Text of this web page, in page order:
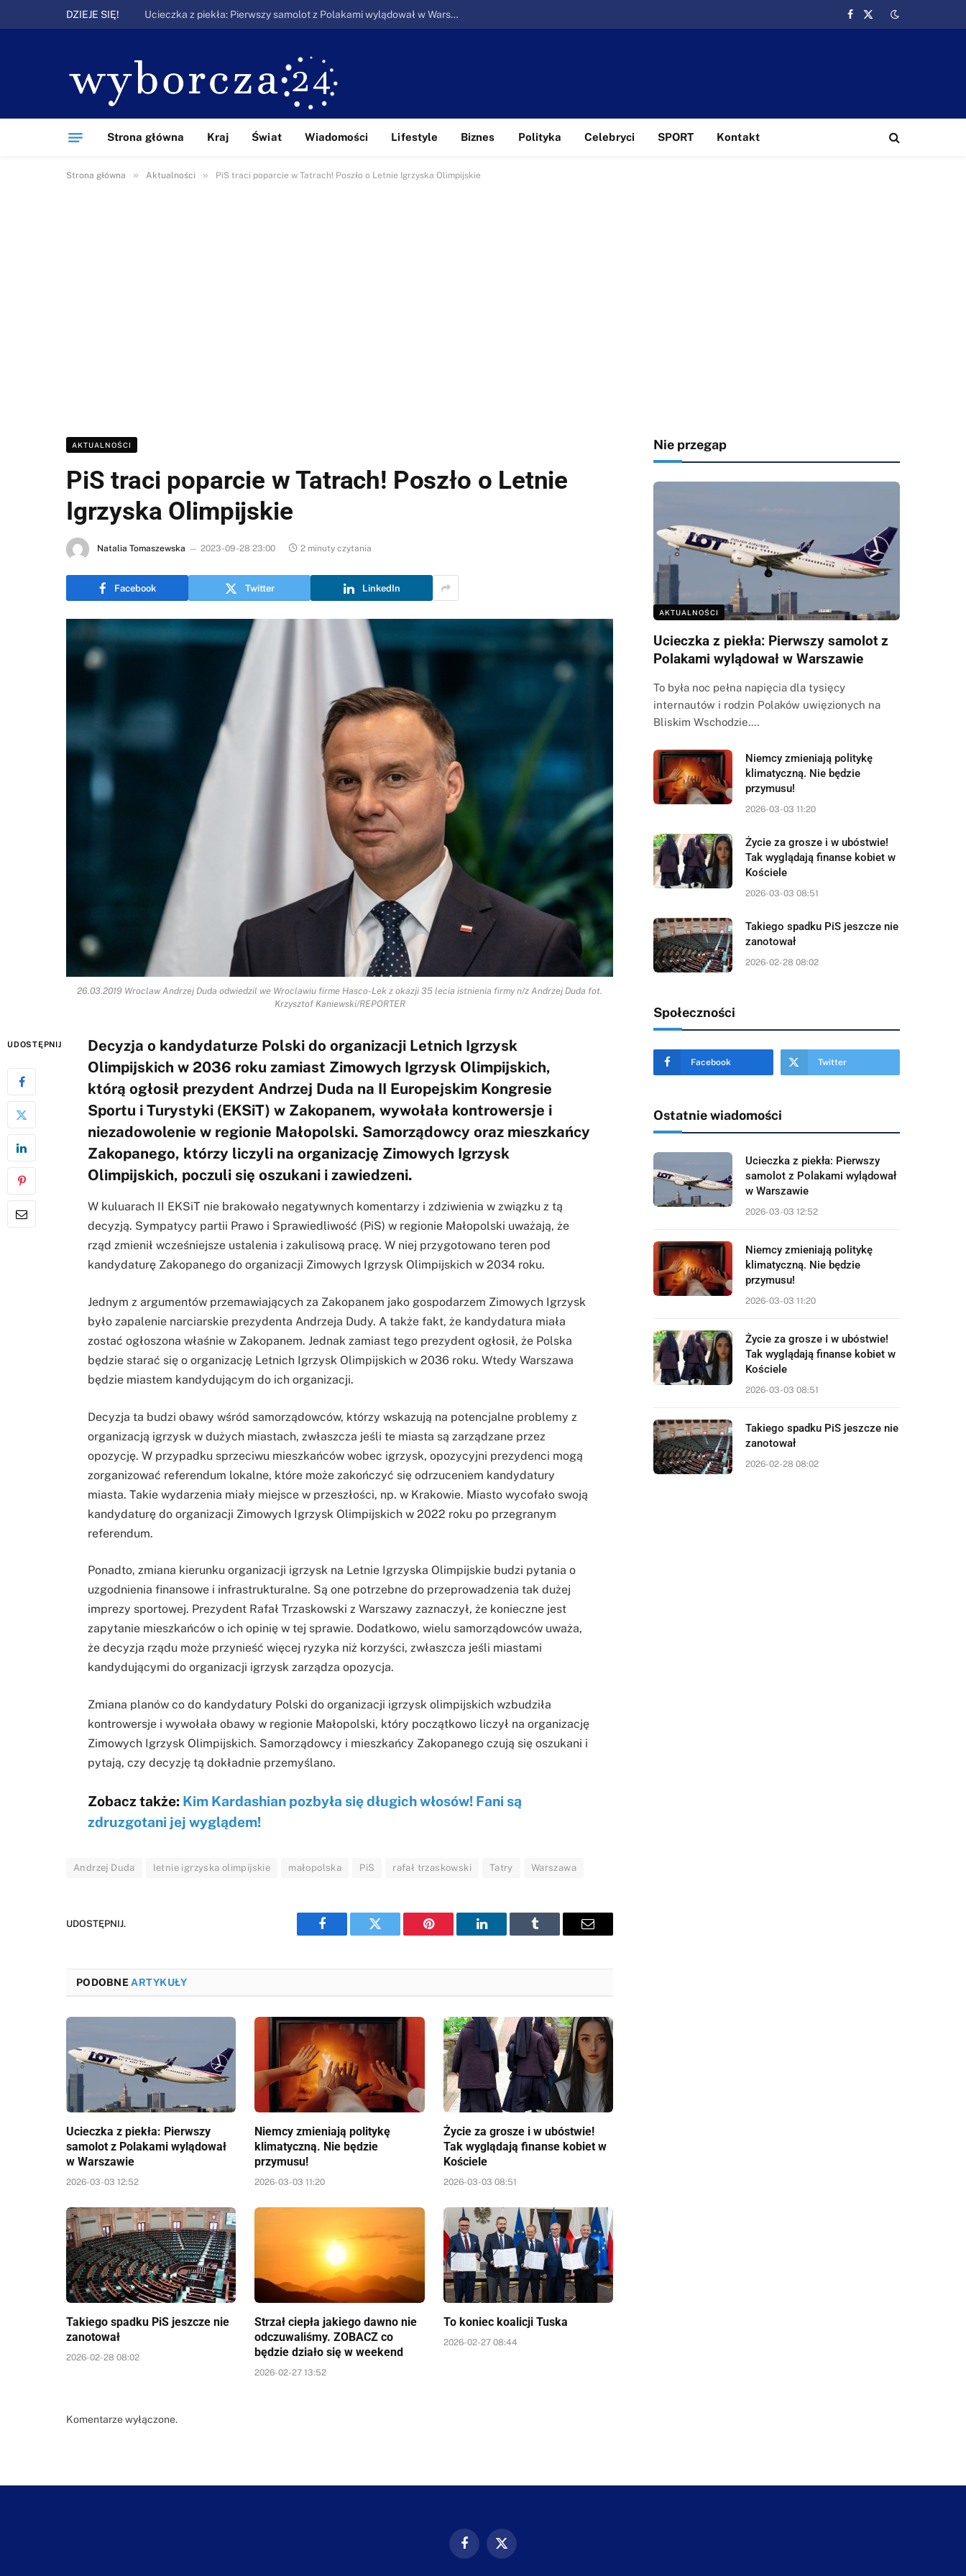
DZIEJE SIĘ! Ucieczka z piekła: Pierwszy samolot z Polakami wylądował w Warszawie
Facebook
X
Strona główna Kraj Świat Wiadomości Lifestyle Biznes Polityka Celebryci SPORT Kontakt
Strona główna » Aktualności » PiS traci poparcie w Tatrach! Poszło o Letnie Igrzyska Olimpijskie
AKTUALNOŚCI
PiS traci poparcie w Tatrach! Poszło o Letnie
Igrzyska Olimpijskie
Natalia Tomaszewska 2023-09-28 23:00 2 minuty czytania
Facebook Twitter LinkedIn
26.03.2019 Wroclaw Andrzej Duda odwiedzil we Wroclawiu firme Hasco-Lek z okazji 35 lecia istnienia firmy n/z Andrzej Duda fot.
Krzysztof Kaniewski/REPORTER
UDOSTĘPNIJ
Decyzja o kandydaturze Polski do organizacji Letnich Igrzysk
Olimpijskich w 2036 roku zamiast Zimowych Igrzysk Olimpijskich,
którą ogłosił prezydent Andrzej Duda na II Europejskim Kongresie
Sportu i Turystyki (EKSiT) w Zakopanem, wywołała kontrowersje i
niezadowolenie w regionie Małopolski. Samorządowcy oraz mieszkańcy
Zakopanego, którzy liczyli na organizację Zimowych Igrzysk
Olimpijskich, poczuli się oszukani i zawiedzeni.
W kuluarach II EKSiT nie brakowało negatywnych komentarzy i zdziwienia w związku z tą
decyzją. Sympatycy partii Prawo i Sprawiedliwość (PiS) w regionie Małopolski uważają, że
rząd zmienił wcześniejsze ustalenia i zakulisową pracę. W niej przygotowano teren pod
kandydaturę Zakopanego do organizacji Zimowych Igrzysk Olimpijskich w 2034 roku.
Jednym z argumentów przemawiających za Zakopanem jako gospodarzem Zimowych Igrzysk
było zapalenie narciarskie prezydenta Andrzeja Dudy. A także fakt, że kandydatura miała
zostać ogłoszona właśnie w Zakopanem. Jednak zamiast tego prezydent ogłosił, że Polska
będzie starać się o organizację Letnich Igrzysk Olimpijskich w 2036 roku. Wtedy Warszawa
będzie miastem kandydującym do ich organizacji.
Decyzja ta budzi obawy wśród samorządowców, którzy wskazują na potencjalne problemy z
organizacją igrzysk w dużych miastach, zwłaszcza jeśli te miasta są zarządzane przez
opozycję. W przypadku sprzeciwu mieszkańców wobec igrzysk, opozycyjni prezydenci mogą
zorganizować referendum lokalne, które może zakończyć się odrzuceniem kandydatury
miasta. Takie wydarzenia miały miejsce w przeszłości, np. w Krakowie. Miasto wycofało swoją
kandydaturę do organizacji Zimowych Igrzysk Olimpijskich w 2022 roku po przegranym
referendum.
Ponadto, zmiana kierunku organizacji igrzysk na Letnie Igrzyska Olimpijskie budzi pytania o
uzgodnienia finansowe i infrastrukturalne. Są one potrzebne do przeprowadzenia tak dużej
imprezy sportowej. Prezydent Rafał Trzaskowski z Warszawy zaznaczył, że konieczne jest
zapytanie mieszkańców o ich opinię w tej sprawie. Dodatkowo, wielu samorządowców uważa,
że decyzja rządu może przynieść więcej ryzyka niż korzyści, zwłaszcza jeśli miastami
kandydującymi do organizacji igrzysk zarządza opozycja.
Zmiana planów co do kandydatury Polski do organizacji igrzysk olimpijskich wzbudziła
kontrowersje i wywołała obawy w regionie Małopolski, który początkowo liczył na organizację
Zimowych Igrzysk Olimpijskich. Samorządowcy i mieszkańcy Zakopanego czują się oszukani i
pytają, czy decyzję tą dokładnie przemyślano.
Zobacz także: Kim Kardashian pozbyła się długich włosów! Fani są
zdruzgotani jej wyglądem!
Andrzej Duda letnie igrzyska olimpijskie małopolska PiS rafał trzaskowski Tatry Warszawa
UDOSTĘPNIJ.
Facebook Twitter Pinterest LinkedIn Tumblr Email
PODOBNE ARTYKUŁY
Ucieczka z piekła: Pierwszy
samolot z Polakami wylądował
w Warszawie
2026-03-03 12:52
Niemcy zmieniają politykę
klimatyczną. Nie będzie
przymusu!
2026-03-03 11:20
Życie za grosze i w ubóstwie!
Tak wyglądają finanse kobiet w
Kościele
2026-03-03 08:51
Takiego spadku PiS jeszcze nie
zanotował
2026-02-28 08:02
Strzał ciepła jakiego dawno nie
odczuwaliśmy. ZOBACZ co
będzie działo się w weekend
2026-02-27 13:52
To koniec koalicji Tuska
2026-02-27 08:44
Komentarze wyłączone.
Nie przegap
AKTUALNOŚCI
Ucieczka z piekła: Pierwszy samolot z
Polakami wylądował w Warszawie
To była noc pełna napięcia dla tysięcy
internautów i rodzin Polaków uwięzionych na
Bliskim Wschodzie.…
Niemcy zmieniają politykę
klimatyczną. Nie będzie
przymusu!
2026-03-03 11:20
Życie za grosze i w ubóstwie!
Tak wyglądają finanse kobiet w
Kościele
2026-03-03 08:51
Takiego spadku PiS jeszcze nie
zanotował
2026-02-28 08:02
Społeczności
Facebook Twitter
Ostatnie wiadomości
Ucieczka z piekła: Pierwszy
samolot z Polakami wylądował
w Warszawie
2026-03-03 12:52
Niemcy zmieniają politykę
klimatyczną. Nie będzie
przymusu!
2026-03-03 11:20
Życie za grosze i w ubóstwie!
Tak wyglądają finanse kobiet w
Kościele
2026-03-03 08:51
Takiego spadku PiS jeszcze nie
zanotował
2026-02-28 08:02
FacebookX